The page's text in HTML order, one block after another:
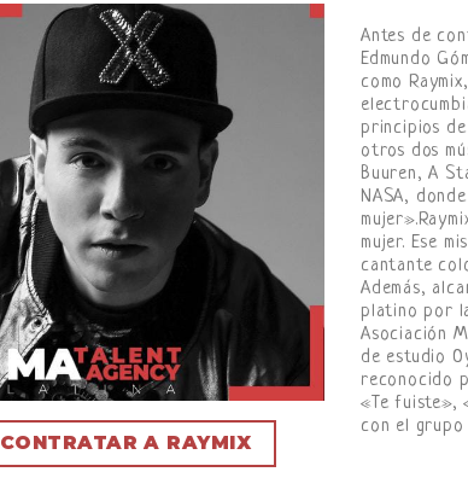
CONTRATAR A RAYMIX
Antes de
Edmundo
como
principios
otros dos
Buuren, A
NASA,
mujer. Ese
cantante
Además,
platino por
Asociación
de estudio
reconocido
«Te fuiste»,
con el